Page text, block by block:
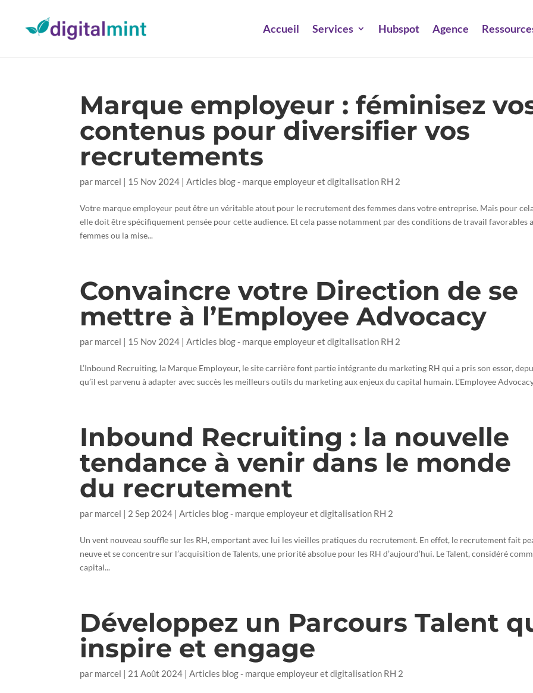
Accueil Services Hubspot Agence
Marque employeur : féminisez
contenus pour diversifier vos
recrutements
par marcel | 15 Nov 2024 |Articles blog - marque employeur et digitalisation RH 2
Votre marque employeur peut être un véritable atout pour le recrutement des femmes dans votre entreprise. Mais pour
elle doit être spécifiquement pensée pour cette audience. Et cela passe notamment par des conditions de travail favorables
femmes ou la mise...
Convaincre votre Direction de se
mettre à l’Employee Advocacy
par marcel | 15 Nov 2024 |Articles blog - marque employeur et digitalisation RH 2
L’Inbound Recruiting, la Marque Employeur, le site carrière font partie intégrante du marketing RH qui a pris son essor,
qu’il est parvenu à adapter avec succès les meilleurs outils du marketing aux enjeux du capital humain. L’Employee
Inbound Recruiting : la nouvelle
tendance à venir dans le monde
du recrutement
par marcel | 2 Sep 2024 |Articles blog - marque employeur et digitalisation RH 2
Un vent nouveau souffle sur les RH, emportant avec lui les vieilles pratiques du recrutement. En effet, le recrutement fait
neuve et se concentre sur l’acquisition de Talents, une priorité absolue pour les RH d’aujourd’hui. Le Talent, considéré
capital...
Développez un Parcours Talent
inspire et engage
par marcel | 21 Août 2024 |Articles blog - marque employeur et digitalisation RH 2